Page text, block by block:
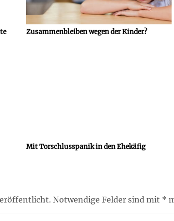
Zusammenbleiben wegen der Kinder?
Mit Torschlusspanik in den Ehekäfig
Notwendige Felder sind mit *